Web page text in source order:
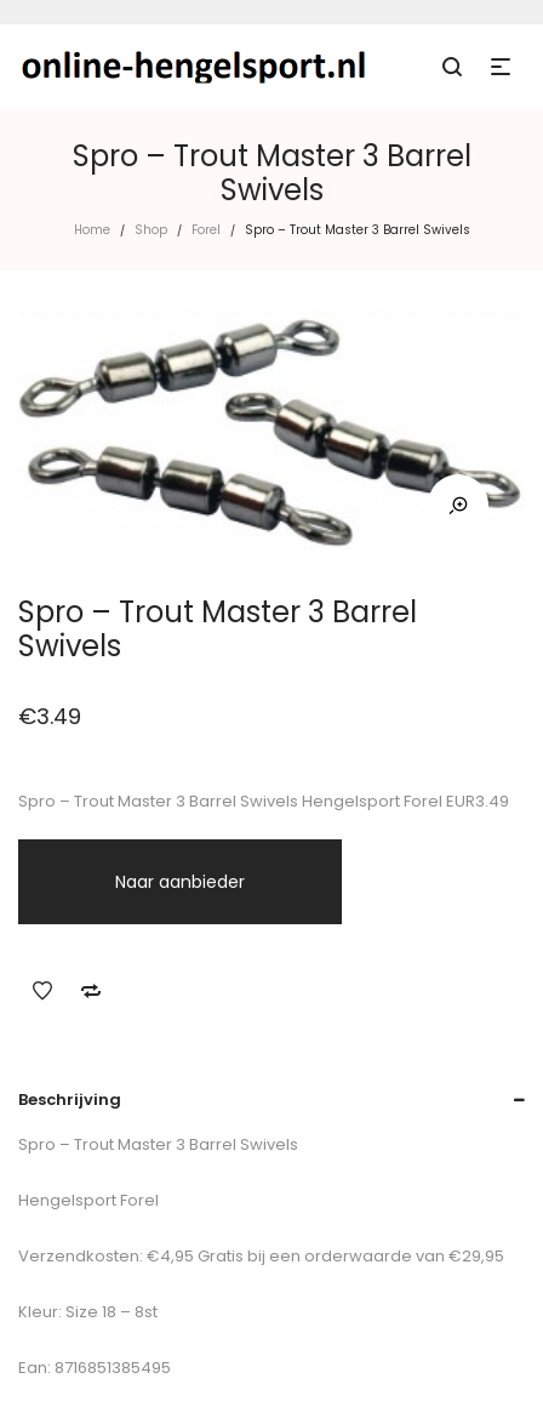
Spro – Trout Master 3 Barrel
Swivels
Home / Shop / Forel / Spro – Trout Master 3 Barrel Swivels
Spro – Trout Master 3 Barrel
Swivels
€3.49
Spro – Trout Master 3 Barrel Swivels Hengelsport Forel EUR3.49
Naar aanbieder
Beschrijving
Spro – Trout Master 3 Barrel Swivels
Hengelsport Forel
Verzendkosten: €4,95 Gratis bij een orderwaarde van €29,95
Kleur: Size 18 – 8st
Ean: 8716851385495